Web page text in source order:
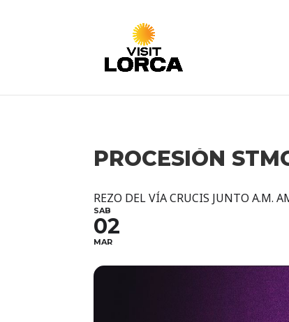
PROCESIÓN
REZO DEL VÍA CRUCIS JUNTO A.M.
SAB
02
MAR